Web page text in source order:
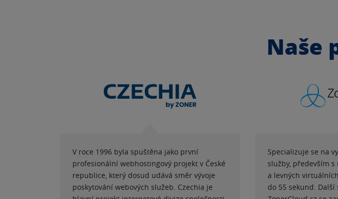
Naše
V roce 1996 byla spuštěna jako první
profesionální webhostingový projekt v České
republice, který dosud udává směr vývoje
poskytování webových služeb. Czechia je
Specializuje se na
služby, především
a levných
do 55 sekund.